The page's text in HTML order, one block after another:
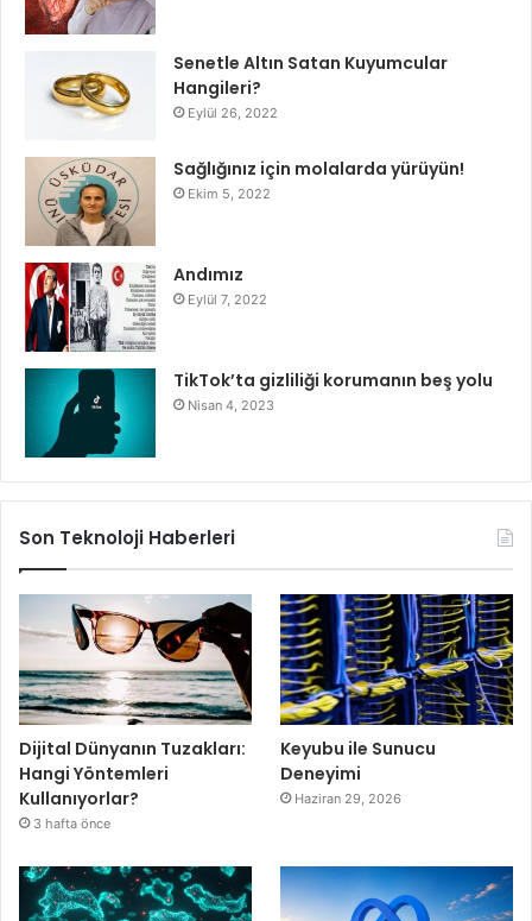
Senetle Altın Satan Kuyumcular
Hangileri?
Eylül 26, 2022
Sağlığınız için molalarda yürüyün!
Ekim 5, 2022
Andımız
Eylül 7, 2022
TikTok’ta gizliliği korumanın beş yolu
Nisan 4, 2023
Son Teknoloji Haberleri
Dijital Dünyanın Tuzakları:
Hangi Yöntemleri
Kullanıyorlar?
3 hafta önce
Keyubu ile Sunucu
Deneyimi
Haziran 29, 2026